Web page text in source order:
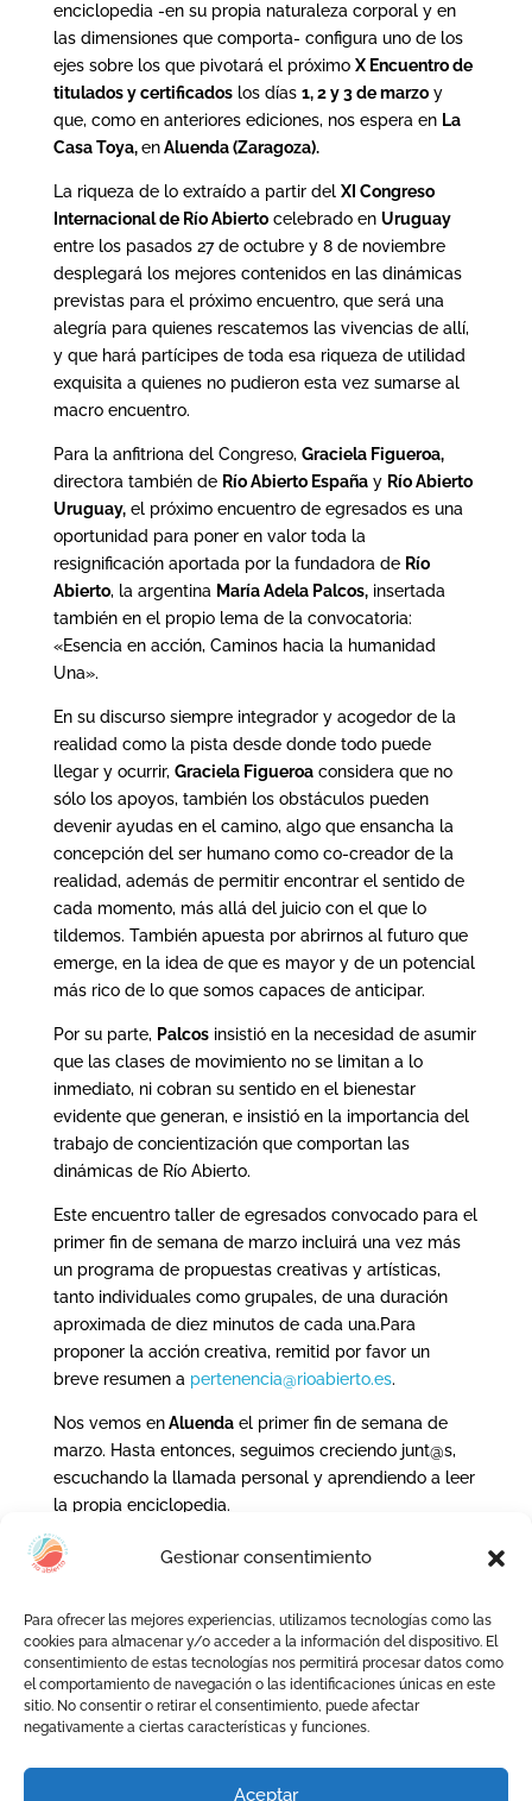
Gestionar consentimiento
Para ofrecer las mejores experiencias, utilizamos tecnologías como las
cookies para almacenar y/o acceder a la información del dispositivo. El
consentimiento de estas tecnologías nos permitirá procesar datos como
el comportamiento de navegación o las identificaciones únicas en este
sitio. No consentir o retirar el consentimiento, puede afectar
negativamente a ciertas características y funciones.
Aceptar
enciclopedia -en su propia naturaleza corporal y en
las dimensiones que comporta- configura uno de los
ejes sobre los que pivotará el próximo X Encuentro de
titulados y certificadoslos días 1, 2 y 3 de marzoy
que, como en anteriores ediciones, nos espera en La
Casa Toya,enAluenda (Zaragoza).
La riqueza de lo extraído a partir del XI Congreso
Internacional de Río Abiertocelebrado en Uruguay
entre los pasados 27 de octubre y 8 de noviembre
desplegará los mejores contenidos en las dinámicas
previstas para el próximo encuentro, que será una
alegría para quienes rescatemos las vivencias de allí,
y que hará partícipes de toda esa riqueza de utilidad
exquisita a quienes no pudieron esta vez sumarse al
macro encuentro.
Para la anfitriona del Congreso, Graciela Figueroa,
directora también de Río Abierto Españay Río Abierto
Uruguay,el próximo encuentro de egresados es una
oportunidad para poner en valor toda la
resignificación aportada por la fundadora de Río
Abierto, la argentina María Adela Palcos,insertada
también en el propio lema de la convocatoria:
«Esencia en acción, Caminos hacia la humanidad
Una».
En su discurso siempre integrador y acogedor de la
realidad como la pista desde donde todo puede
llegar y ocurrir, Graciela Figueroaconsidera que no
sólo los apoyos, también los obstáculos pueden
devenir ayudas en el camino, algo que ensancha la
concepción del ser humano como co-creador de la
realidad, además de permitir encontrar el sentido de
cada momento, más allá del juicio con el que lo
tildemos. También apuesta por abrirnos al futuro que
emerge, en la idea de que es mayor y de un potencial
más rico de lo que somos capaces de anticipar.
Por su parte, Palcosinsistió en la necesidad de asumir
que las clases de movimiento no se limitan a lo
inmediato, ni cobran su sentido en el bienestar
evidente que generan, e insistió en la importancia del
trabajo de concientización que comportan las
dinámicas de Río Abierto.
Este encuentro taller de egresados convocado para el
primer fin de semana de marzo incluirá una vez más
un programa de propuestas creativas y artísticas,
tanto individuales como grupales, de una duración
aproximada de diez minutos de cada una.Para
proponer la acción creativa, remitid por favor un
breve resumen a pertenencia@rioabierto.es.
Nos vemos enAluendael primer fin de semana de
marzo. Hasta entonces, seguimos creciendo junt@s,
escuchando la llamada personal y aprendiendo a leer
la propia enciclopedia.
www.rioabierto.es
indicaciones para realizar la inscripción